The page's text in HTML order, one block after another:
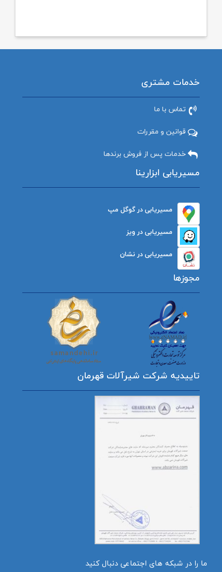
خدمات مشتری
تماس با ما
قوانین و مقررات
خدمات پس از فروش برندها
مسیریابی ابزارینا
مسیریابی در گوگل مپ
مسیریابی در ویز
مسیریابی در نشان
مجوزها
تاییدیه شرکت شیرآلات قهرمان
ما را در شبکه های اجتماعی دنبال کنید